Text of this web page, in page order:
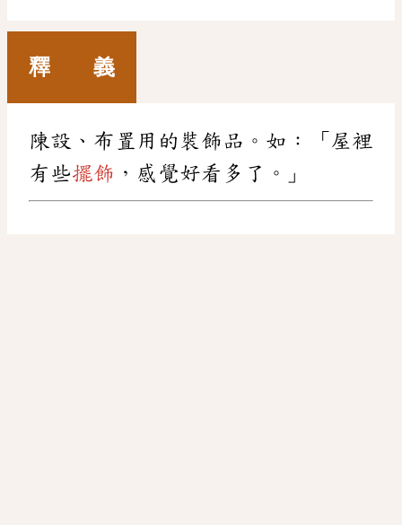
釋 義
陳設、布置用的裝飾品。如：「屋裡
有些擺飾 ，感覺好看多了。」